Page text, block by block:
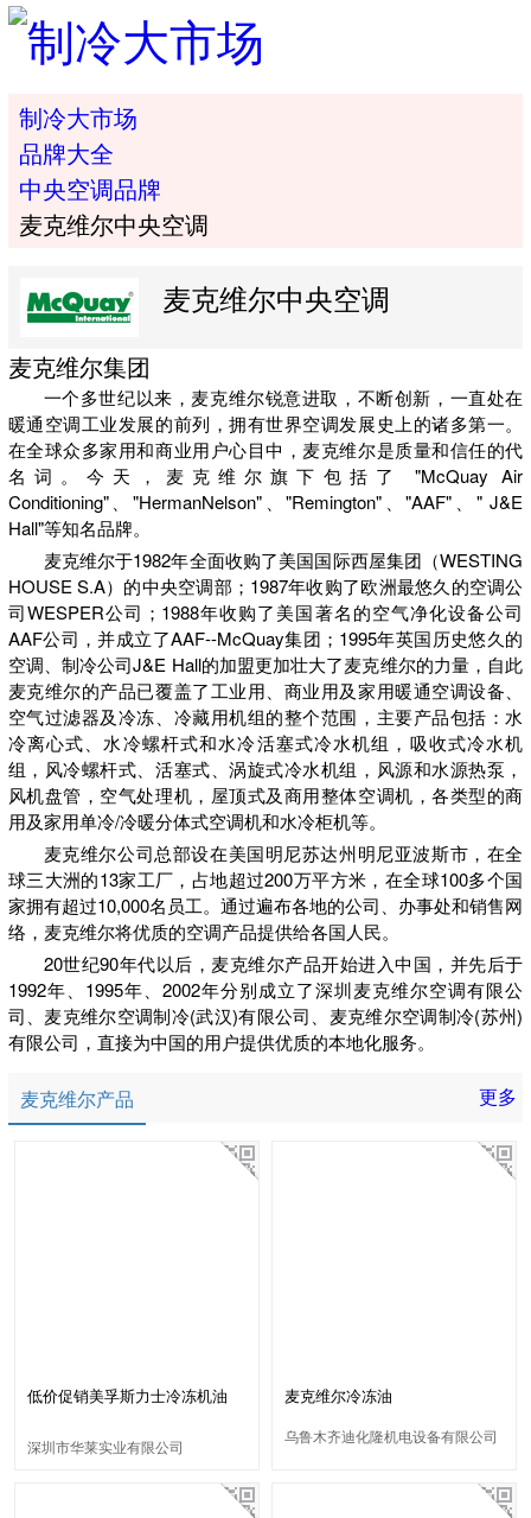
制冷大市场
品牌大全
中央空调品牌
麦克维尔中央空调
麦克维尔中央空调
麦克维尔集团
一个多世纪以来，麦克维尔锐意进取，不断创新，一直处在
暖通空调工业发展的前列，拥有世界空调发展史上的诸多第一。
在全球众多家用和商业用户心目中，麦克维尔是质量和信任的代
名词。今天，麦克维尔旗下包括了 "McQuay Air
Conditioning"、"HermanNelson"、"Remington"、"AAF"、" J&E
Hall"等知名品牌。
麦克维尔于1982年全面收购了美国国际西屋集团（WESTING
HOUSE S.A）的中央空调部；1987年收购了欧洲最悠久的空调公
司WESPER公司；1988年收购了美国著名的空气净化设备公司
AAF公司，并成立了AAF--McQuay集团；1995年英国历史悠久的
空调、制冷公司J&E Hall的加盟更加壮大了麦克维尔的力量，自此
麦克维尔的产品已覆盖了工业用、商业用及家用暖通空调设备、
空气过滤器及冷冻、冷藏用机组的整个范围，主要产品包括：水
冷离心式、水冷螺杆式和水冷活塞式冷水机组，吸收式冷水机
组，风冷螺杆式、活塞式、涡旋式冷水机组，风源和水源热泵，
风机盘管，空气处理机，屋顶式及商用整体空调机，各类型的商
用及家用单冷/冷暖分体式空调机和水冷柜机等。
麦克维尔公司总部设在美国明尼苏达州明尼亚波斯市，在全
球三大洲的13家工厂，占地超过200万平方米，在全球100多个国
家拥有超过10,000名员工。通过遍布各地的公司、办事处和销售网
络，麦克维尔将优质的空调产品提供给各国人民。
20世纪90年代以后，麦克维尔产品开始进入中国，并先后于
1992年、1995年、2002年分别成立了深圳麦克维尔空调有限公
司、麦克维尔空调制冷(武汉)有限公司、麦克维尔空调制冷(苏州)
有限公司，直接为中国的用户提供优质的本地化服务。
麦克维尔产品 更多
低价促销美孚斯力士冷冻机油
深圳市华莱实业有限公司
麦克维尔冷冻油
乌鲁木齐迪化隆机电设备有限公司